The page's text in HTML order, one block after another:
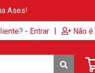
Ases!
- Entrar | Não